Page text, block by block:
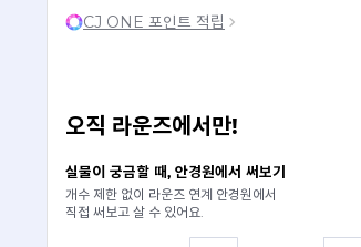
CJ ONE 포인트 적립
오직 라운즈에서만!
실물이 궁금할 때, 안경원에서 써보기
개수 제한 없이 라운즈 연계 안경원에서
직접 써보고 살 수 있어요.